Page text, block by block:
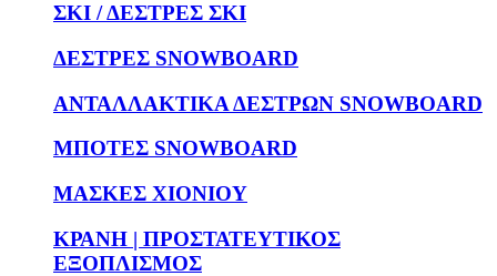
ΣΚΙ / ΔΕΣΤΡΕΣ ΣΚΙ
ΔΕΣΤΡΕΣ SNOWBOARD
ΑΝΤΑΛΛΑΚΤΙΚΑ ΔΕΣΤΡΩΝ SNOWBOARD
ΜΠΟΤΕΣ SNOWBOARD
ΜΑΣΚΕΣ ΧΙΟΝΙΟΥ
ΚΡΑΝΗ | ΠΡΟΣΤΑΤΕΥΤΙΚΟΣ
ΕΞΟΠΛΙΣΜΟΣ